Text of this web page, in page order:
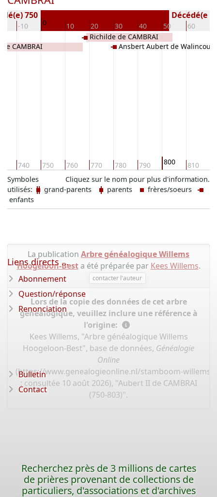
-10 0 10 20 30 40 50 60
Né(e) 750 Décédé(e /
740 750 760 770 780 790 800 810
CAMBRAI
Richilde de CAMBRAI
Ansbert Aubert de
Cliquez sur le nom pour plus d'information.
Symboles
utilisés:
grand-parents parents
frères/soeurs
enfants
La publication Arbre généalogique Willems
Hoogeloon-Besta été préparée par Kees Willems.
contacter l'auteur
Lors de la copie des données de cet arbre
généalogique, veuillez inclure une référence à
l'origine:
Kees Willems, "Arbre généalogique Willems
Hoogeloon-Best", base de données, Généalogie
Online
(https://www.genealogieonline.nl/stamboom-willems-
: consultée 10 août 2026), "Aubert II de CAMBRAI
(750-803)".
Liens directs ...
Abonnement
Question/réponse
Renonciation
Bulletin
Contact
Recherchez près de 3 millions de cartes
de prières provenant de collections de
particuliers, d'associations et d'archives